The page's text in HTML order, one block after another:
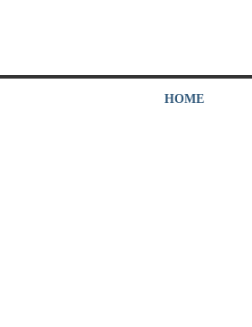
HOME